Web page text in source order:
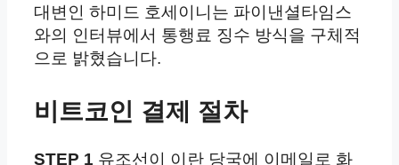
대변인 하미드 호세이니는 파이낸셜타임스
와의 인터뷰에서 통행료 징수 방식을 구체적
으로 밝혔습니다.
비트코인 결제 절차
STEP 1 유조선이 이란 당국에 이메일로 화